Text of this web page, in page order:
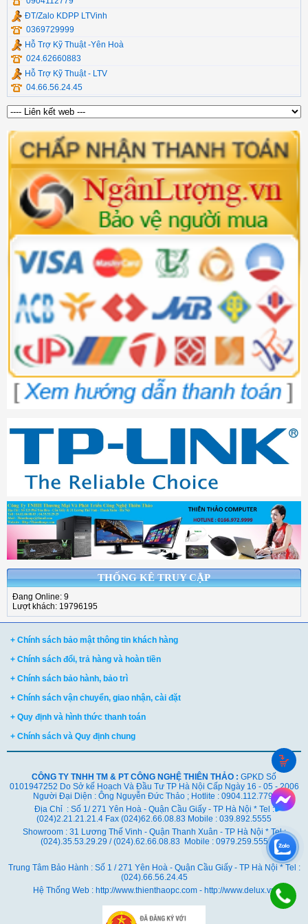
ĐT/Zalo KDPP LTVinh
0369729999
Hỗ Trợ Kỹ Thuật -Yên Hoà
024.62660883
Hỗ Trợ Kỹ Thuật - LTV
04.66.56.24.45
THỐNG KÊ TRUY CẬP
Đang Online: 9
Lượt khách: 19796195
+ Chính sách bảo mật thông tin khách hàng
+ Chính sách đổi, trả hàng và hoàn tiền
+ Chính sách bảo hành, bảo trì
+ Chính sách vận chuyển, giao nhận, cài đặt
+ Quy định và hình thức thanh toán
+ Chính sách và Quy định chung
CÔNG TY TNHH TM & PT CÔNG NGHỆ THIÊN THẢO : GPKD Số
0101947252 Do Sở kế Hoạch Và Đầu Tư TP Hà Nội Cấp Ngày 16 - 05 - 2006
Người Đại Diện : Ông Nguyễn Đức Thảo ; Hotlite : 0904.112.779
Địa Chỉ : Số 1/ 271 Yên Hoà - Quận Cầu Giấy - TP Hà Nội * Tel :
(024)2.21.21.21.4 Fax (024)62.66.08.83 Mobile : 039.892.5555
Showroom : 31 Lương Thế Vinh - Quận Thanh Xuân - TP Hà Nội * Tel :
(024).35.53.29.29 / (024).62.66.08.83 Mobile : 0979.259.555
Trung Tâm Bảo Hành : Số 1 / 271 Yên Hoà - Quận Cầu Giấy - TP Hà Nội * Tel :
(024).66.56.24.45
Hệ Thống Web : http://www.thienthaopc.com - http://www.delux.vn